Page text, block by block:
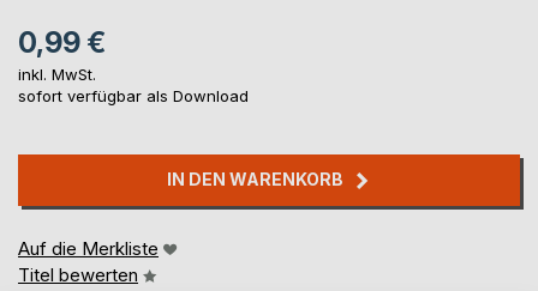
0,99 €
inkl. MwSt.
sofort verfügbar als Download
IN DEN WARENKORB
Auf die Merkliste
Titel bewerten